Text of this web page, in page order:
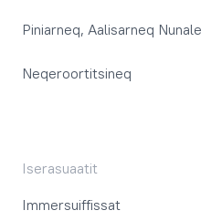
Piniarneq, Aalisarneq
Neqeroortitsineq
Iserasuaatit
Immersuiffissat